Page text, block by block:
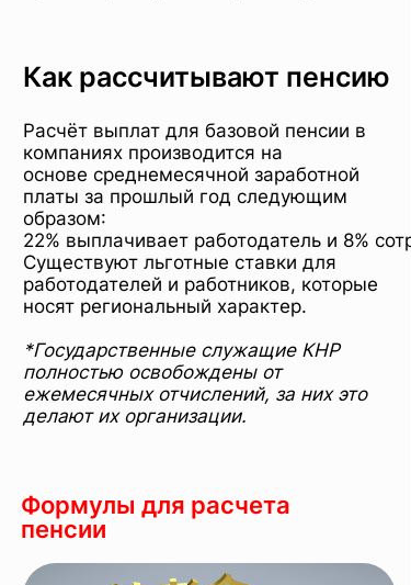
Как рассчитывают пенсию
Расчёт выплат для базовой пенсии в
компаниях производится на
основе среднемесячной заработной
платы за прошлый год следующим
образом:
22% выплачивает работодатель и 8%
Существуют льготные ставки для
работодателей и работников, которые
носят региональный характер.
*Государственные служащие КНР
полностью освобождены от
ежемесячных отчислений, за них это
делают их организации.
Формулы для расчета
пенсии